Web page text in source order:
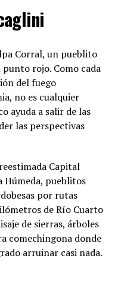
Corral, un pueblito
punto rojo. Como cada
del fuego
no es cualquier
ayuda a salir de las
las perspectivas
Capital
Húmeda, pueblitos
por rutas
de Río Cuarto
de sierras, árboles
comechingona donde
arruinar casi nada.